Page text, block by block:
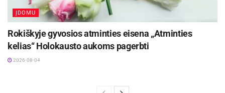
ĮDOMU
Rokiškyje gyvosios atminties eisena „Atminties
kelias“ Holokausto aukoms pagerbti
2026-08-04